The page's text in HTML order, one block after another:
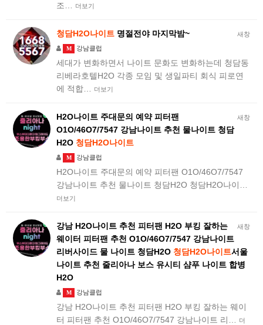
조…
더보기
새창
청담H2O나이트 명절전야 마지막밤~
M 강남클럽
세대가 변화하면서 나이트 문화도 변화하는데 청담동
리베라호텔H2O 각종 모임 및 생일파티 회식 피로연
에 적합…
더보기
새창
H2O나이트 주대문의 예약 피터팬
O1O/46O7/7547 강남나이트 추천 물나이트 청담
H2O 청담H2O나이트
M 강남클럽
H2O나이트 주대문의 예약 피터팬 O1O/46O7/7547
강남나이트 추천 물나이트 청담H2O 청담H2O나이…
더보기
새창
강남 H2O나이트 추천 피터팬 H2O 부킹 잘하는
웨이터 피터팬 추천 O1O/46O7/7547 강남나이트
리버사이드 물 나이트 청담H2O 청담H2O나이트서울
나이트 추천 줄리아나 보스 유시티 샴푸 나이트 합병
H2O
M 강남클럽
강남 H2O나이트 추천 피터팬 H2O 부킹 잘하는 웨이
터 피터팬 추천 O1O/46O7/7547 강남나이트 리…
더